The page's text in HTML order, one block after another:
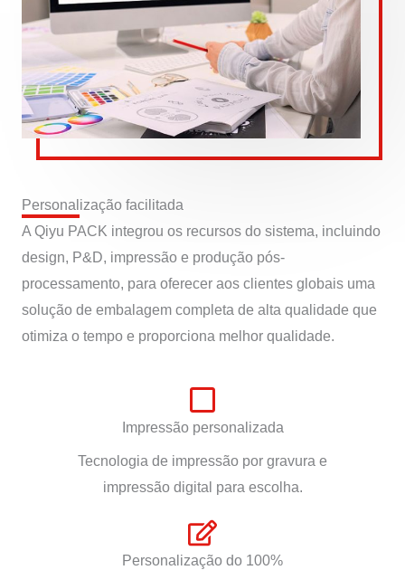
Personalização facilitada
A Qiyu PACK integrou os recursos do sistema, incluindo
design, P&D, impressão e produção pós-
processamento, para oferecer aos clientes globais uma
solução de embalagem completa de alta qualidade que
otimiza o tempo e proporciona melhor qualidade.
Impressão personalizada
Tecnologia de impressão por gravura e
impressão digital para escolha.
Personalização do 100%